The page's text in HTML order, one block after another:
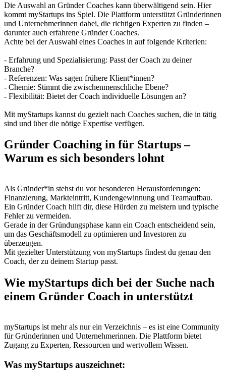
Die Auswahl an Gründer Coaches kann überwältigend sein. Hier
kommt myStartups ins Spiel. Die Plattform unterstützt Gründerinnen
und Unternehmerinnen dabei, die richtigen Experten zu finden –
darunter auch erfahrene Gründer Coaches.
Achte bei der Auswahl eines Coaches in auf folgende Kriterien:
- Erfahrung und Spezialisierung: Passt der Coach zu deiner
Branche?
- Referenzen: Was sagen frühere Klient*innen?
- Chemie: Stimmt die zwischenmenschliche Ebene?
- Flexibilität: Bietet der Coach individuelle Lösungen an?
Mit myStartups kannst du gezielt nach Coaches suchen, die in tätig
sind und über die nötige Expertise verfügen.
Gründer Coaching in für Startups –
Warum es sich besonders lohnt
Als Gründer*in stehst du vor besonderen Herausforderungen:
Finanzierung, Markteintritt, Kundengewinnung und Teamaufbau.
Ein Gründer Coach hilft dir, diese Hürden zu meistern und typische
Fehler zu vermeiden.
Gerade in der Gründungsphase kann ein Coach entscheidend sein,
um das Geschäftsmodell zu optimieren und Investoren zu
überzeugen.
Mit gezielter Unterstützung von myStartups findest du genau den
Coach, der zu deinem Startup passt.
Wie myStartups dich bei der Suche nach
einem Gründer Coach in unterstützt
myStartups ist mehr als nur ein Verzeichnis – es ist eine Community
für Gründerinnen und Unternehmerinnen. Die Plattform bietet
Zugang zu Experten, Ressourcen und wertvollem Wissen.
Was myStartups auszeichnet: